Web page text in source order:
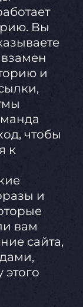
Вы
и
чтобы
к
и
вам
сайта,